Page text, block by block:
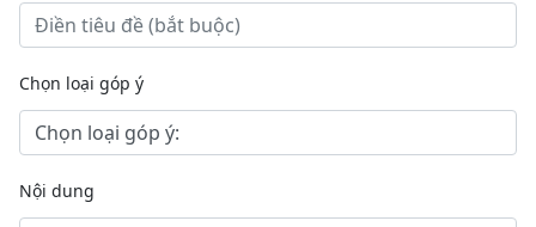
Chọn loại góp ý
Nội dung